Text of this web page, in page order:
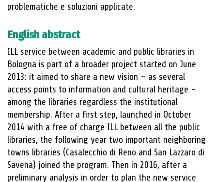
problematiche e soluzioni applicate.
English abstract
ILL service between academic and public libraries in
Bologna is part of a broader project started on June
2013: it aimed to share a new vision – as several
access points to information and cultural heritage –
among the libraries regardless the institutional
membership. After a first step, launched in October
2014 with a free of charge ILL between all the public
libraries, the following year two important neighboring
towns libraries (Casalecchio di Reno and San Lazzaro di
Savena) joined the program. Then in 2016, after a
preliminary analysis in order to plan the new service